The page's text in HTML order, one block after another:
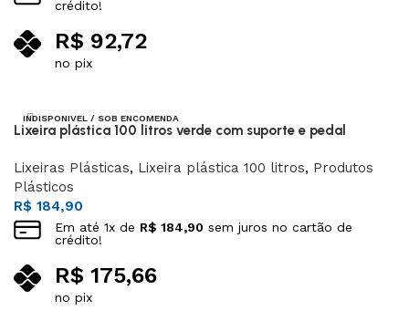
crédito!
R$ 92,72
no pix
INDISPONIVEL / SOB ENCOMENDA
Lixeira plástica 100 litros verde com suporte e pedal
Lixeiras Plásticas, Lixeira plástica 100 litros, Produtos
Plásticos
R$ 184,90
Em até 1x de R$ 184,90 sem juros no cartão de
crédito!
R$ 175,66
no pix